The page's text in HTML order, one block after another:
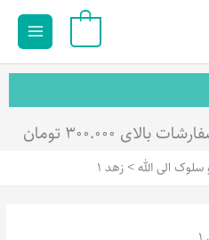
Main
۳۰۰.۰۰۰ تومان